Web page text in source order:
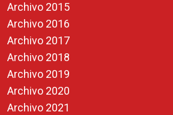
Archivo 2015
Archivo 2016
Archivo 2017
Archivo 2018
Archivo 2019
Archivo 2020
Archivo 2021